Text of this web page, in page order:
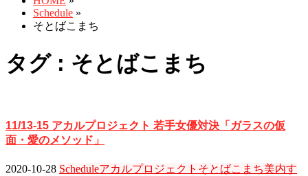
Schedule »
そとばこまち
タグ : そとばこまち
11/13-15 アカルプロジェクト 若手女優対決「ガラスの仮
面・愛のメソッド」
2020-10-28 Scheduleアカルプロジェクト そとばこまち美内す